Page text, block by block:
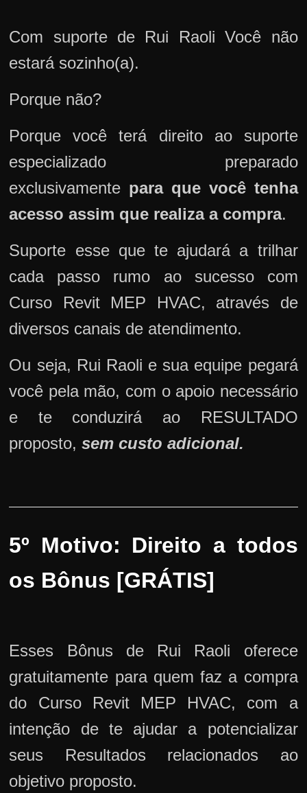
Com suporte de Rui Raoli Você não
estará sozinho(a).
Porque não?
Porque você terá direito ao suporte
especializado preparado
exclusivamente para que você tenha
acesso assim que realiza a compra.
Suporte esse que te ajudará a trilhar
cada passo rumo ao sucesso com
Curso Revit MEP HVAC, através de
diversos canais de atendimento.
Ou seja, Rui Raoli e sua equipe pegará
você pela mão, com o apoio necessário
e te conduzirá ao RESULTADO
proposto,sem custo adicional.
5º Motivo: Direito a todos
os Bônus [GRÁTIS]
Esses Bônus de Rui Raoli oferece
gratuitamente para quem faz a compra
do Curso Revit MEP HVAC, com a
intenção de te ajudar a potencializar
seus Resultados relacionados ao
objetivo proposto.